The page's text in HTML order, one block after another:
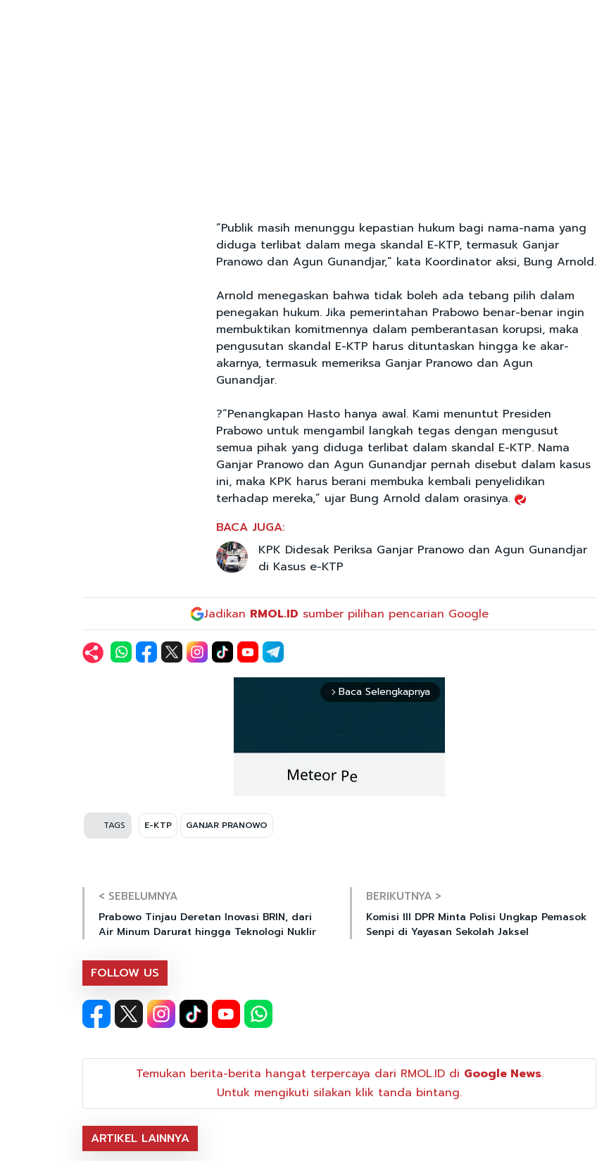
“Publik masih menunggu kepastian hukum bagi nama-nama yang
diduga terlibat dalam mega skandal E-KTP, termasuk Ganjar
Pranowo dan Agun Gunandjar,” kata Koordinator aksi, Bung Arnold.
Arnold menegaskan bahwa tidak boleh ada tebang pilih dalam
penegakan hukum. Jika pemerintahan Prabowo benar-benar ingin
membuktikan komitmennya dalam pemberantasan korupsi, maka
pengusutan skandal E-KTP harus dituntaskan hingga ke akar-
akarnya, termasuk memeriksa Ganjar Pranowo dan Agun
Gunandjar.
?“Penangkapan Hasto hanya awal. Kami menuntut Presiden
Prabowo untuk mengambil langkah tegas dengan mengusut
semua pihak yang diduga terlibat dalam skandal E-KTP. Nama
Ganjar Pranowo dan Agun Gunandjar pernah disebut dalam kasus
ini, maka KPK harus berani membuka kembali penyelidikan
terhadap mereka,” ujar Bung Arnold dalam orasinya.
BACA JUGA:
KPK Didesak Periksa Ganjar Pranowo dan Agun Gunandjar
di Kasus e-KTP
Jadikan RMOL.ID sumber pilihan pencarian Google
arrow_forward_ios Baca Selengkapnya
TAGS E-KTP GANJAR PRANOWO
< SEBELUMNYA
Prabowo Tinjau Deretan Inovasi BRIN, dari
Air Minum Darurat hingga Teknologi Nuklir
BERIKUTNYA >
Komisi III DPR Minta Polisi Ungkap Pemasok
Senpi di Yayasan Sekolah Jaksel
FOLLOW US
Temukan berita-berita hangat terpercaya dari RMOL.ID di Google News.
Untuk mengikuti silakan klik tanda bintang.
ARTIKEL LAINNYA